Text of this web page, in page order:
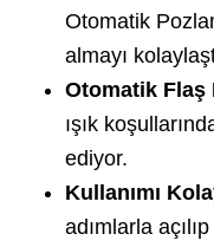
Otomatik
almayı
Otomatik Flaş
ışık
ediyor.
Kullanımı
adımlarla